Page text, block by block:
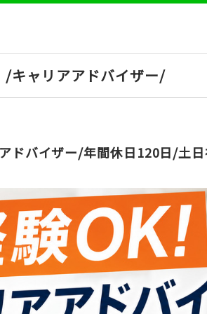
/キャリアアドバイザー/
ドバイザー/年間休日120日/土